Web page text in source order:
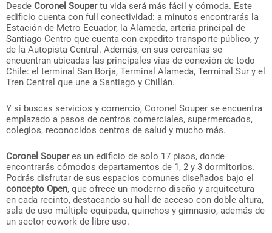
Desde Coronel Soupertu vida será más fácil y cómoda. Este
edificio cuenta con full conectividad: a minutos encontrarás la
Estación de Metro Ecuador, la Alameda, arteria principal de
Santiago Centro que cuenta con expedito transporte público, y
de la Autopista Central. Además, en sus cercanías se
encuentran ubicadas las principales vías de conexión de todo
Chile: el terminal San Borja, Terminal Alameda, Terminal Sur y el
Tren Central que une a Santiago y Chillán.
Y si buscas servicios y comercio, Coronel Souper se encuentra
emplazado a pasos de centros comerciales, supermercados,
colegios, reconocidos centros de salud y mucho más.
Coronel Souperes un edificio de solo 17 pisos, donde
encontrarás cómodos departamentos de 1, 2 y 3 dormitorios.
Podrás disfrutar de sus espacios comunes diseñados bajo el
concepto Open, que ofrece un moderno diseño y arquitectura
en cada recinto, destacando su hall de acceso con doble altura,
sala de uso múltiple equipada, quinchos y gimnasio, además de
un sector cowork de libre uso.